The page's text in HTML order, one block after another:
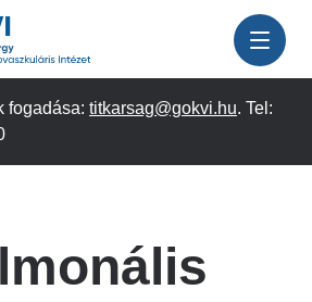
fogadása: titkarsag@gokvi.hu. Tel: